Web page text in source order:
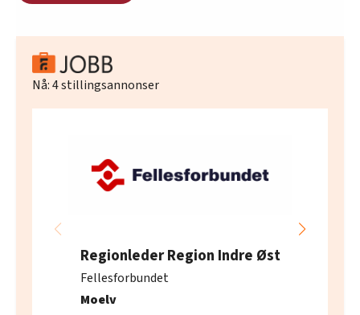
Nå:4stillingsannonser
Regionleder Region Indre Øst
Fellesforbundet
Moelv